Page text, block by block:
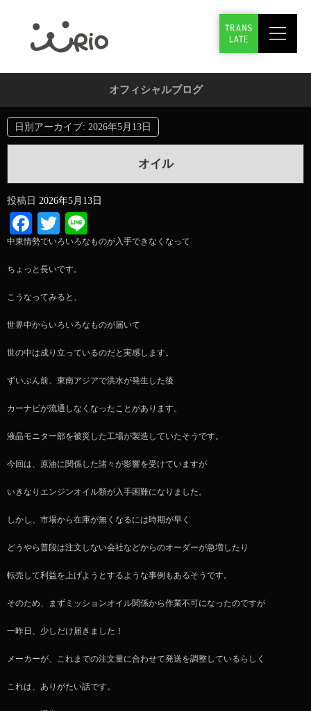
オフィシャルブログ
日別アーカイブ: 2026年5月13日
オイル
投稿日 2026年5月13日
Facebook
Twitter
中東情勢でいろいろなものが入手できなくなって
ちょっと長いです。
こうなってみると、
世界中からいろいろなものが届いて
世の中は成り立っているのだと実感します。
ずいぶん前、東南アジアで洪水が発生した後
カーナビが流通しなくなったことがあります。
液晶モニター部を被災した工場が製造していたそうです。
今回は、原油に関係した諸々が影響を受けていますが
いきなりエンジンオイル類が入手困難になりました。
しかし、市場から在庫が無くなるには時期が早く
どうやら普段は注文しない会社などからのオーダーが急増したり
転売して利益を上げようとするような事例もあるそうです。
そのため、まずミッションオイル関係から作業不可になったのですが
一昨日、少しだけ届きました！
メーカーが、これまでの注文量に合わせて発送を調整しているらしく
これは、ありがたい話です。